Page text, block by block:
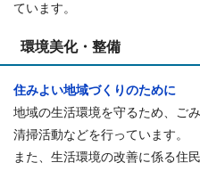
ています。
環境美化・整備
住みよい地域づくりのために
地域の生活環境を守るため、ご
清掃活動などを行っています。
また、生活環境の改善に係る住